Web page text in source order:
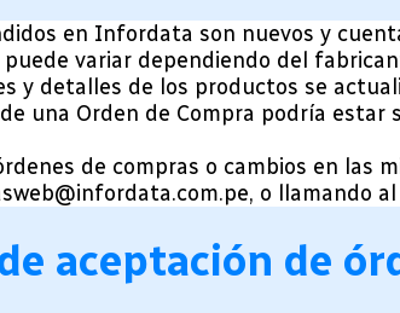
en Infordata son nuevos y
variar dependiendo del
y detalles de los productos se
una Orden de Compra podría
de compras o cambios en las
o llamando
aceptación de